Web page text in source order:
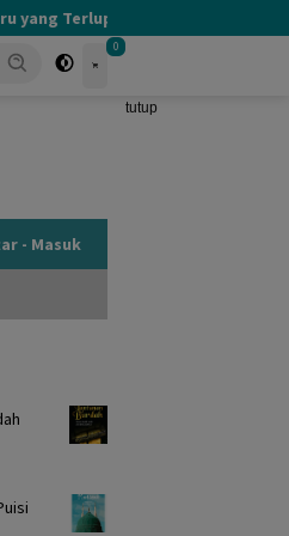
Terlupakan
0
tutup
- Masuk